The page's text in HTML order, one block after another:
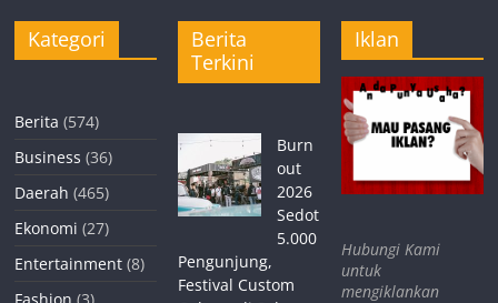
Kategori
Berita (574)
Business (36)
Daerah (465)
Ekonomi (27)
Entertainment (8)
Berita
Terkini
Burn
out
2026
Sedot
5.000
Pengunjung,
Festival Custom
Iklan
Hubungi Kami
untuk
mengiklankan